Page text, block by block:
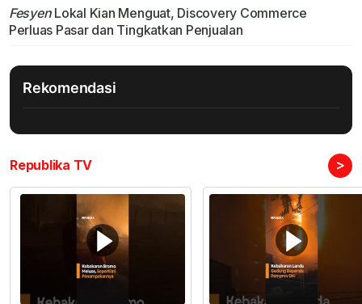
FesyenLokal Kian Menguat, Discovery Commerce
Perluas Pasar dan Tingkatkan Penjualan
Rekomendasi
Republika TV >